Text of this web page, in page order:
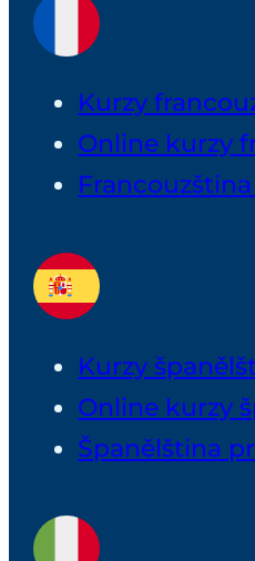
Kurzy
Online kurzy
Kurzy
Online kurzy
Španělština